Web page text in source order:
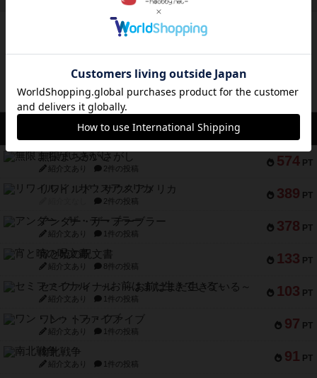
ボドゲーマのアプリ版はこちら
アクセス数 急上昇中
574 PT
無限まちがいさがし
紹介文あり 2件の投稿
389 PT
リワイルド：サウスアメリカ
2件の投稿
378 PT
アンダー・ザ・テーブラー
紹介文あり 1件の投稿
133 PT
宵と暁の呪文書
紹介文あり 8件の投稿
103 PT
セミファイナル ～お前はまだ生きている～
紹介文あり 1件の投稿
97 PT
ワン・トゥ・ファイブ
紹介文あり 1件の投稿
91 PT
南北戦争
紹介文あり 1件の投稿